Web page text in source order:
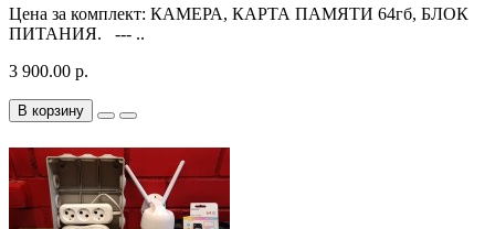
Цена за комплект: КАМЕРА, КАРТА ПАМЯТИ 64гб, БЛОК
ПИТАНИЯ. --- ..
3 900.00 р.
В корзину